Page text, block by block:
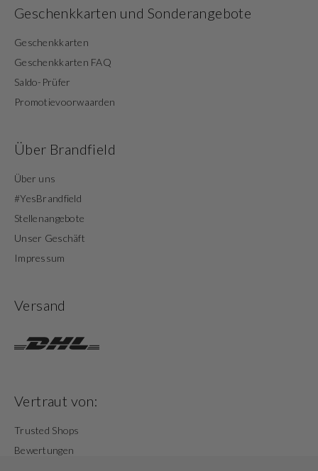
Geschenkkarten und Sonderangebote
Geschenkkarten
Geschenkkarten FAQ
Saldo-Prüfer
Promotievoorwaarden
Über Brandfield
Über uns
#YesBrandfield
Stellenangebote
Unser Geschäft
Impressum
Versand
Vertraut von:
Trusted Shops
Bewertungen